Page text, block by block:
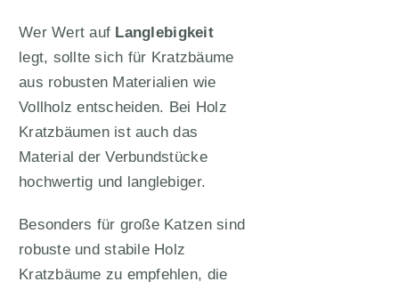
Wer Wert auf Langlebigkeit
legt, sollte sich für Kratzbäume
aus robusten Materialien wie
Vollholz entscheiden. Bei Holz
Kratzbäumen ist auch das
Material der Verbundstücke
hochwertig und langlebiger.
Besonders für große Katzen sind
robuste und stabile Holz
Kratzbäume zu empfehlen, die